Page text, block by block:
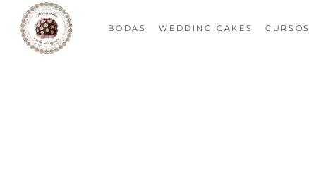
BODAS WEDDING CAKES CURSOS